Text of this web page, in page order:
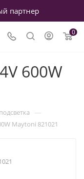
партнер
0
600W
—
Maytoni 821021